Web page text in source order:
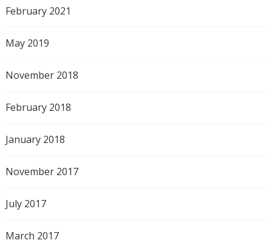
February 2021
May 2019
November 2018
February 2018
January 2018
November 2017
July 2017
March 2017